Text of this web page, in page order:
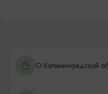
О Калининградской